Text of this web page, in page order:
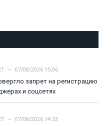
07/08/2026 15:06
запрет на регистрацию
и соцсетях
07/08/2026 14:53